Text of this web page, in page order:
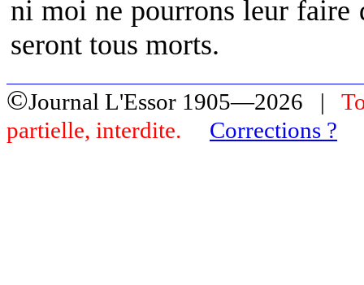
ni moi ne pourrons leur
seront tous morts.
©Journal L'Essor 1905—2026 |
partielle, interdite.
Corrections ?